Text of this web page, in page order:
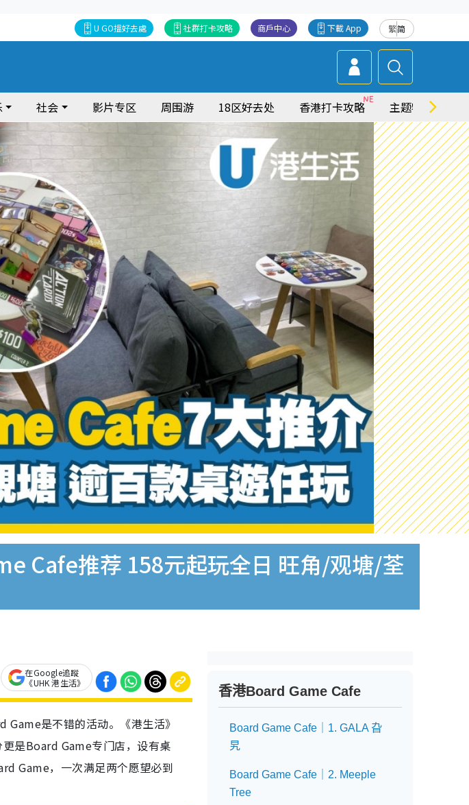
繁简
下載 App
商戶中心
社群打卡攻略
U GO搵好去處
社会 影片专区 周围游 18区好去处 香港打卡攻略 主题特集
Cafe推荐 158元起玩全日 旺角/观塘/荃
在Google追蹤
《UHK 港生活》
是不错的活动。《港生活》
是Board Game专门店，设有桌
Game，一次满足两个愿望必到
香港Board Game Cafe
Board Game Cafe｜1. GALA 旮
旯
Board Game Cafe｜2. Meeple
Tree